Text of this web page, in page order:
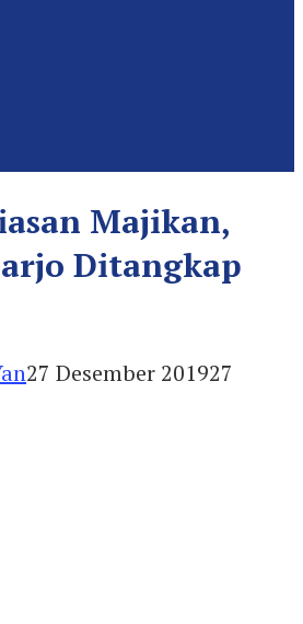
Majikan,
Ditangkap
27 Desember 201927